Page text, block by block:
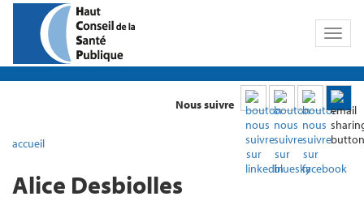
Toggle
Nous suivre
accueil
Alice Desbiolles